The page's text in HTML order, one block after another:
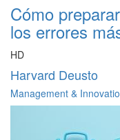
Cómo
los errores
HD
Harvard Deusto
Management &